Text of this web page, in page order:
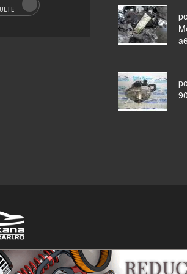
SRL. Toate drepturile rezervate.